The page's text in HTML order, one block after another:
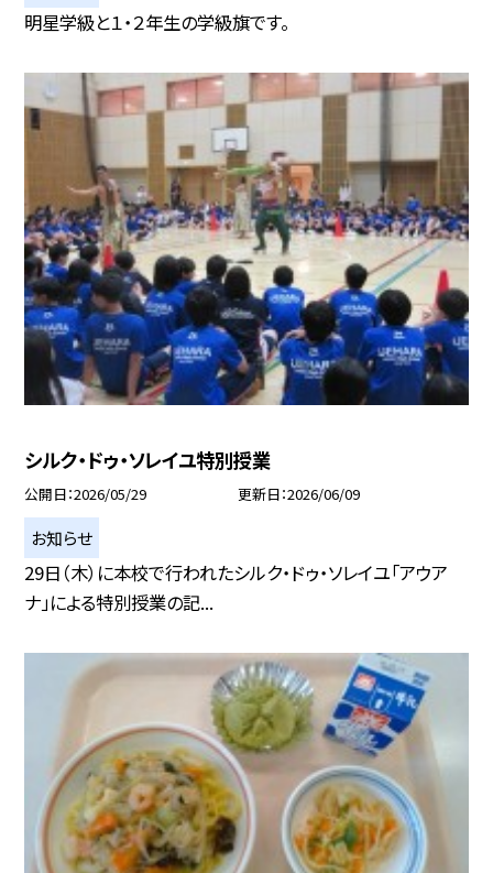
明星学級と１・２年生の学級旗です。
シルク・ドゥ・ソレイユ特別授業
公開日 2026/05/29 更新日 2026/06/09
お知らせ
29日（木）に本校で行われたシルク・ドゥ・ソレイユ「アウア
ナ」による特別授業の記...